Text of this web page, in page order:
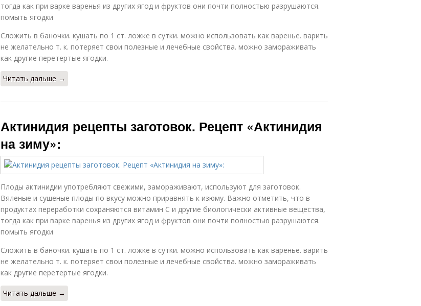
тогда как при варке варенья из других ягод и фруктов они почти полностью разрушаются.
помыть ягодки
Сложить в баночки. кушать по 1 ст. ложке в сутки. можно использовать как варенье. варить
не желательно т. к. потеряет свои полезные и лечебные свойства. можно замораживать
как другие перетертые ягодки.
Читать дальше →
Актинидия рецепты заготовок. Рецепт «Актинидия
на зиму»:
Плоды актинидии употребляют свежими, замораживают, используют для заготовок.
Вяленые и сушеные плоды по вкусу можно приравнять к изюму. Важно отметить, что в
продуктах переработки сохраняются витамин С и другие биологически активные вещества,
тогда как при варке варенья из других ягод и фруктов они почти полностью разрушаются.
помыть ягодки
Сложить в баночки. кушать по 1 ст. ложке в сутки. можно использовать как варенье. варить
не желательно т. к. потеряет свои полезные и лечебные свойства. можно замораживать
как другие перетертые ягодки.
Читать дальше →